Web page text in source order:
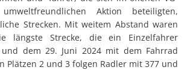
Aktion beteiligten,
Strecken. Mit weitem Abstand waren
längste Strecke, die ein Einzelfahrer
dem 29. Juni 2024 mit dem Fahrrad
Plätzen 2 und 3 folgen Radler mit 377 und